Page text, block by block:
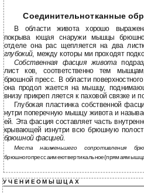
Соединительнотканные
В области живота хорошо
покрыва ющая снаружи мышцы
отделе она рас щепляется на два
глубокий, между которы ми проходят
Собственная фасция живота
лист ков, соответственно тем
брюшной пресс. В области
она продол жается на мышцу,
внизу прикреп ляется к паховой связке и
Глубокая пластинка собственной
нутри поперечную мышцу живота и
ей. Эта фасция составляет часть
крывающей изнутри всю брюшную
брюшной фасцией.
Места наименьшего сопротивления
У Ч Е Н И Е О М Ы Ш Ц А Х